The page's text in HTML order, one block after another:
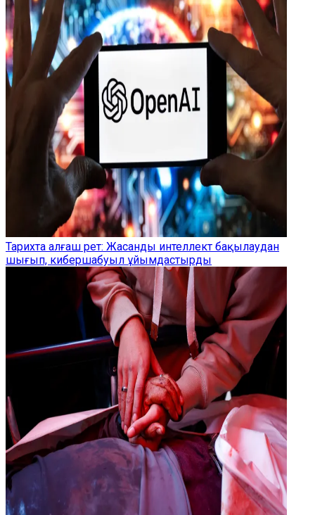
Тарихта алғаш рет: Жасанды интеллект бақылаудан
шығып, кибершабуыл ұйымдастырды